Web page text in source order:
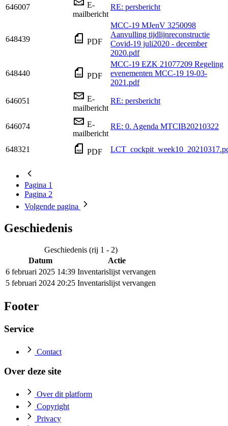
646007
E-
mailbericht
RE: persbericht
648439 PDF
MCC-19 MJenV 3250098
Aanvulling tijdlijnreconstructie
Covid-19 juli2020 - december
2020.pdf
648440 PDF
MCC-19 EZK 21077209 Regeling
evenementen MCC-19 19-03-
2021.pdf
646051
E-
mailbericht
RE: persbericht
646074
E-
mailbericht
RE: 0. Agenda MTCIB20210322
648321 PDF
Pagina 1
Pagina 2
Volgende pagina
Geschiedenis
Geschiedenis (rij 1 - 2)
Datum
Actie
6 februari 2025 14:39 Inventarislijst vervangen
5 februari 2024 20:25 Inventarislijst vervangen
Footer
Service
Contact
Over deze site
Over dit platform
Copyright
Privacy